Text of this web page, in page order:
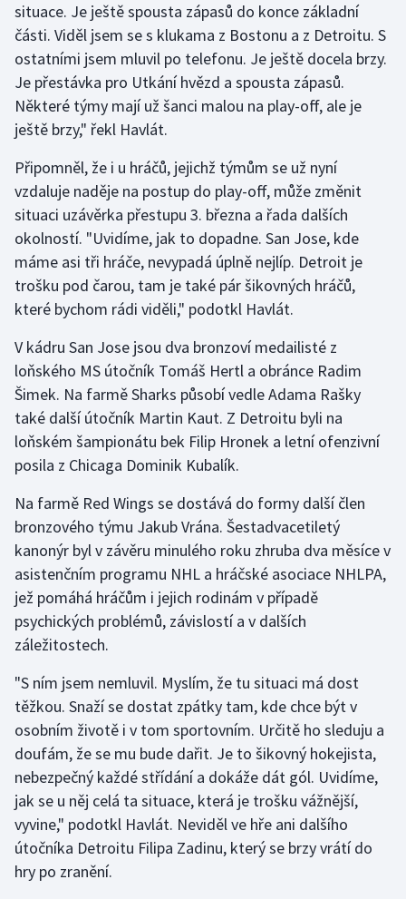
Moderní pětiboj
Motorsport
Olympijské hry
Parasport
Plavání
Plážový volejbal
Ragby
Rychlostní kanoistika
Short track
Sportovní střelba
Stolní tenis
Triatlon
Veslování
Vodní slalom
Volejbal
Ostatní
situace. Je ještě spousta zápasů do konce základní
části. Viděl jsem se s klukama z Bostonu a z Detroitu. S
ostatními jsem mluvil po telefonu. Je ještě docela brzy.
Je přestávka pro Utkání hvězd a spousta zápasů.
Některé týmy mají už šanci malou na play-off, ale je
ještě brzy," řekl Havlát.
Připomněl, že i u hráčů, jejichž týmům se už nyní
vzdaluje naděje na postup do play-off, může změnit
situaci uzávěrka přestupu 3. března a řada dalších
okolností. "Uvidíme, jak to dopadne. San Jose, kde
máme asi tři hráče, nevypadá úplně nejlíp. Detroit je
trošku pod čarou, tam je také pár šikovných hráčů,
které bychom rádi viděli," podotkl Havlát.
V kádru San Jose jsou dva bronzoví medailisté z
loňského MS útočník Tomáš Hertl a obránce Radim
Šimek. Na farmě Sharks působí vedle Adama Rašky
také další útočník Martin Kaut. Z Detroitu byli na
loňském šampionátu bek Filip Hronek a letní ofenzivní
posila z Chicaga Dominik Kubalík.
Na farmě Red Wings se dostává do formy další člen
bronzového týmu Jakub Vrána. Šestadvacetiletý
kanonýr byl v závěru minulého roku zhruba dva měsíce v
asistenčním programu NHL a hráčské asociace NHLPA,
jež pomáhá hráčům i jejich rodinám v případě
psychických problémů, závislostí a v dalších
záležitostech.
"S ním jsem nemluvil. Myslím, že tu situaci má dost
těžkou. Snaží se dostat zpátky tam, kde chce být v
osobním životě i v tom sportovním. Určitě ho sleduju a
doufám, že se mu bude dařit. Je to šikovný hokejista,
nebezpečný každé střídání a dokáže dát gól. Uvidíme,
jak se u něj celá ta situace, která je trošku vážnější,
vyvine," podotkl Havlát. Neviděl ve hře ani dalšího
útočníka Detroitu Filipa Zadinu, který se brzy vrátí do
hry po zranění.